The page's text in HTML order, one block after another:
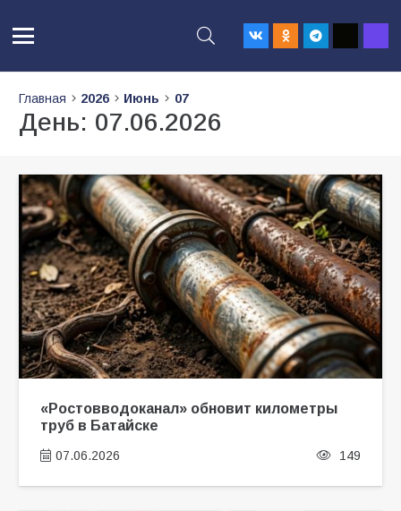
Главная 2026 Июнь 07
День: 07.06.2026
«Ростовводоканал» обновит километры
труб в Батайске
07.06.2026 149